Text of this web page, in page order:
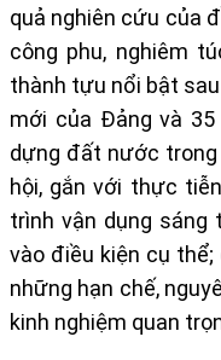
quả nghiên cứu của
công phu, nghiêm
thành tựu nổi bật
mới của Đảng và
dựng đất nước trong
hội, gắn với thực
trình vận dụng sáng
vào điều kiện cụ
những hạn chế,
kinh nghiệm quan